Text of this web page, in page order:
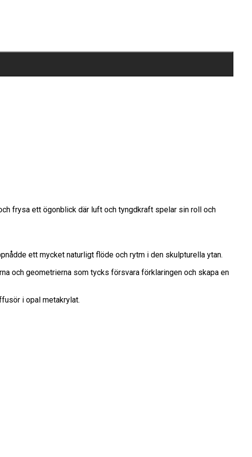
frysa ett ögonblick där luft och tyngdkraft spelar sin roll och
ett mycket naturligt flöde och rytm i den skulpturella ytan.
och geometrierna som tycks försvara förklaringen och skapa en
i opal metakrylat.